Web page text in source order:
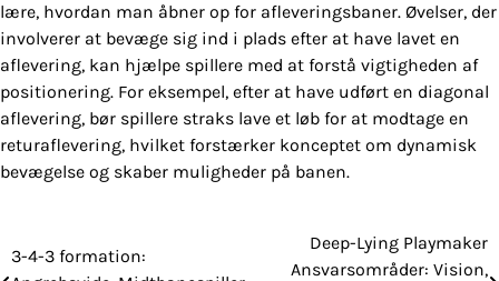
lære, hvordan man åbner op for afleveringsbaner. Øvelser, der
involverer at bevæge sig ind i plads efter at have lavet en
aflevering, kan hjælpe spillere med at forstå vigtigheden af
positionering. For eksempel, efter at have udført en diagonal
aflevering, bør spillere straks lave et løb for at modtage en
returaflevering, hvilket forstærker konceptet om dynamisk
bevægelse og skaber muligheder på banen.
Post
3-4-3 formation:
Deep-Lying Playmaker
Ansvarsområder: Vision,